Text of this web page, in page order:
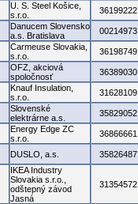
U. S. Steel Košice,
s.r.o.
36199222
Danucem Slovensko
a.s. Bratislava
00214973
Carmeuse Slovakia,
s.r.o.
36198749
OFZ, akciová
spoločnosť
36389030
Knauf Insulation,
s.r.o.
31628109
Slovenské
elektrárne a.s.
35829052
Energy Edge ZC
s.r.o.
36866661
DUSLO, a.s. 35826487
IKEA Industry
Slovakia s.r.o.,
odštepný závod
Jasná
31354572